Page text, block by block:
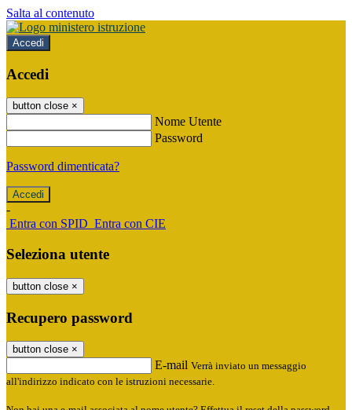
Salta al contenuto
Accedi
Accedi
button close ×
Nome Utente
Password
Password dimenticata?
-
Entra con SPID Entra con CIE
Seleziona utente
button close ×
Recupero password
button close ×
E-mail Verrà inviato un messaggio
all'indirizzo indicato con le istruzioni necessarie.